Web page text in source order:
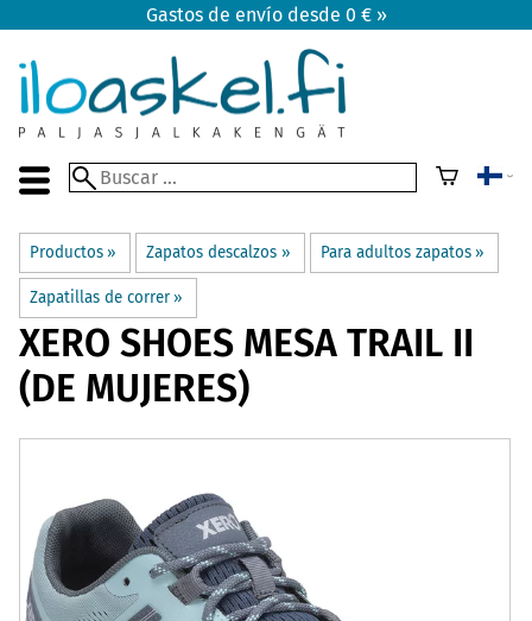
Gastos de envío desde 0 € »
Productos ‪» Zapatos descalzos ‪» Para adultos zapatos ‪»
Zapatillas de correr ‪»
XERO SHOES MESA TRAIL II
(DE MUJERES)